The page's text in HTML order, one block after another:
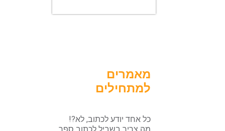
מאמרים
למתחילים
כל אחד יודע לכתוב, לא?!